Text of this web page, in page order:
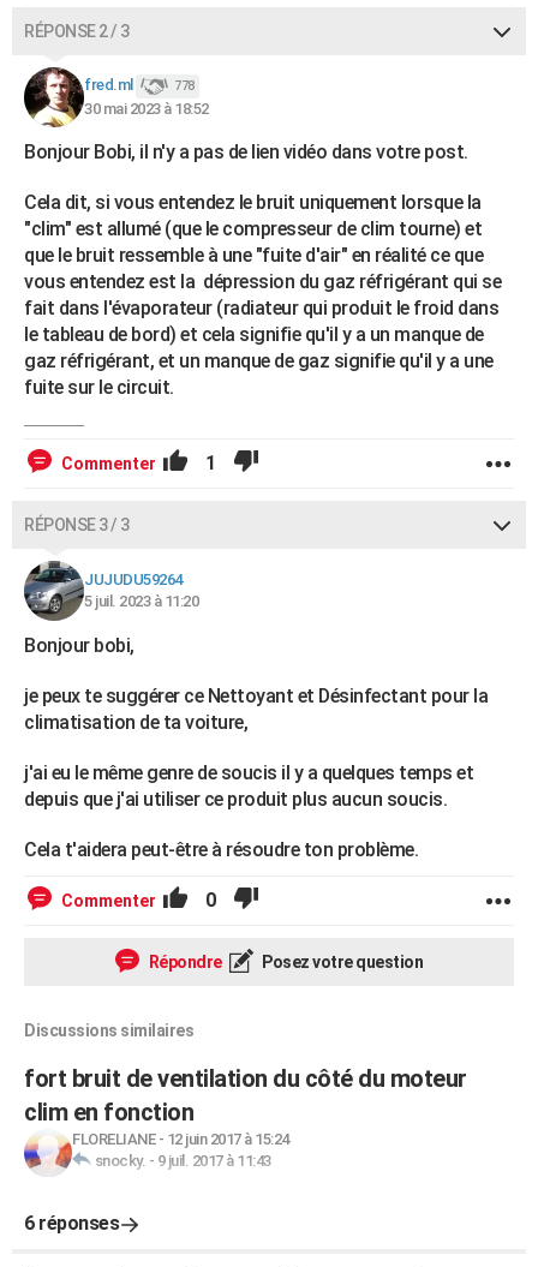
RÉPONSE 2 / 3
fred.ml 778
30 mai 2023 à 18:52
Bonjour Bobi, il n'y a pas de lien vidéo dans votre post.
Cela dit, si vous entendez le bruit uniquement lorsque la
"clim" est allumé (que le compresseur de clim tourne) et
que le bruit ressemble à une "fuite d'air" en réalité ce que
vous entendez est la dépression du gaz réfrigérant qui se
fait dans l'évaporateur (radiateur qui produit le froid dans
le tableau de bord) et cela signifie qu'il y a un manque de
gaz réfrigérant, et un manque de gaz signifie qu'il y a une
fuite sur le circuit.
Commenter 1
RÉPONSE 3 / 3
JUJUDU59264
5 juil. 2023 à 11:20
Bonjour bobi,
je peux te suggérer ce Nettoyant et Désinfectant pour la
climatisation de ta voiture,
j'ai eu le même genre de soucis il y a quelques temps et
depuis que j'ai utiliser ce produit plus aucun soucis.
Cela t'aidera peut-être à résoudre ton problème.
Commenter 0
Répondre Posez votre question
Discussions similaires
fort bruit de ventilation du côté du moteur
clim en fonction
FLORELIANE- 12 juin 2017 à 15:24
snocky. - 9 juil. 2017 à 11:43
6 réponses